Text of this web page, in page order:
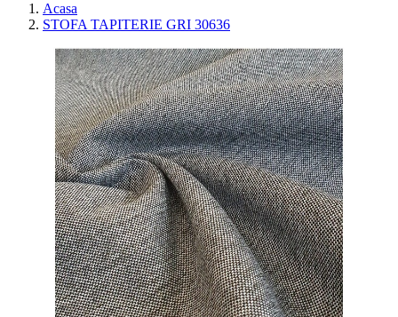
Acasa
STOFA TAPITERIE GRI 30636